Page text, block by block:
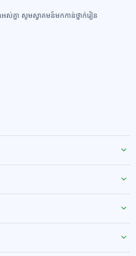
គ្នា សូមស្វាគមន៍មកកាន់ថ្នាក់រៀន